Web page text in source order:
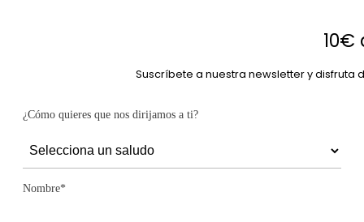
10€
Suscríbete a nuestra newsletter y disfruta
¿Cómo quieres que nos dirijamos a ti?
Nombre*